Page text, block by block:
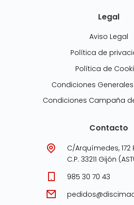
Legal
Aviso Legal
Política de
Política de
Condiciones
Condiciones Campaña
Contacto
C/Arquímedes, 172
C.P. 33211 Gijón
985 30 70 43